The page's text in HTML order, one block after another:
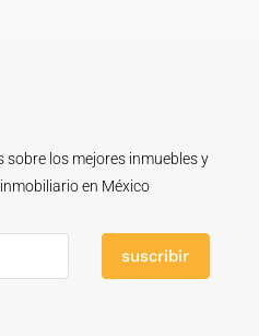
sobre los mejores inmuebles y
en México
suscribir